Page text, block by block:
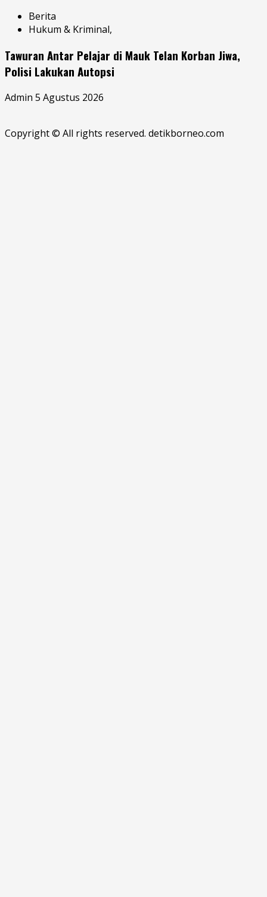
Berita
Hukum & Kriminal,
Tawuran Antar Pelajar di Mauk Telan Korban Jiwa,
Polisi Lakukan Autopsi
Admin 5 Agustus 2026
Copyright © All rights reserved. detikborneo.com